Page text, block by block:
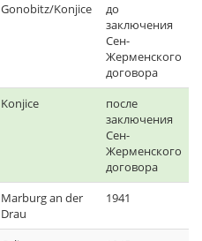
Gonobitz/Konjice
до
заключения
Сен-
Жерменского
договора
Konjice
после
заключения
Сен-
Жерменского
договора
Marburg an der
Drau
1941